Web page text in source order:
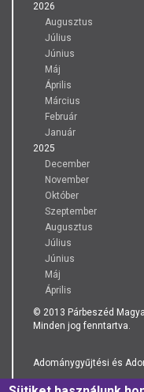
2026
Augusztus
Július
Június
Máj
Április
Március
Február
Január
2025
December
November
Október
Szeptember
Augusztus
Július
Június
Máj
Április
© 2013 Párbeszéd
Minden jog fenntartva.
Adománygyűjtési és